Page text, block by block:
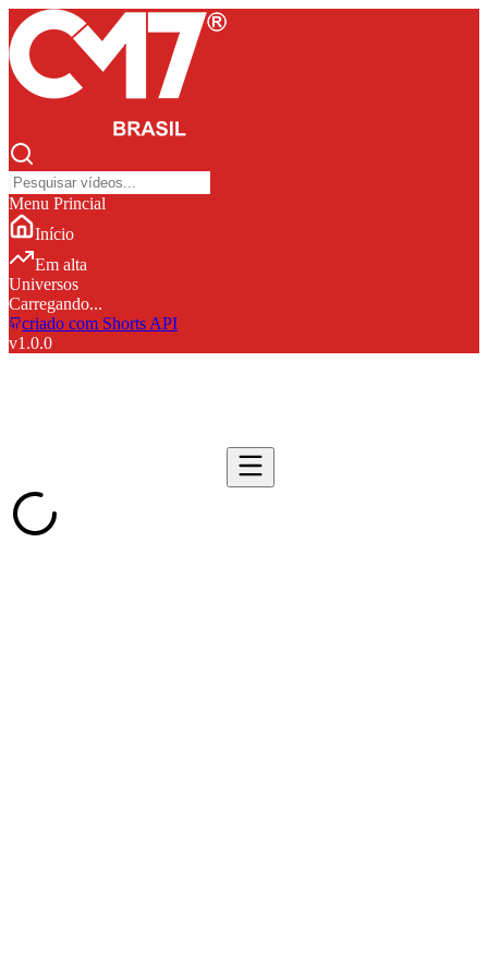
Menu Princial
Início
Em alta
Universos
Carregando...
criado com Shorts API
v1.0.0